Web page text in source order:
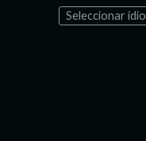
Seleccionar